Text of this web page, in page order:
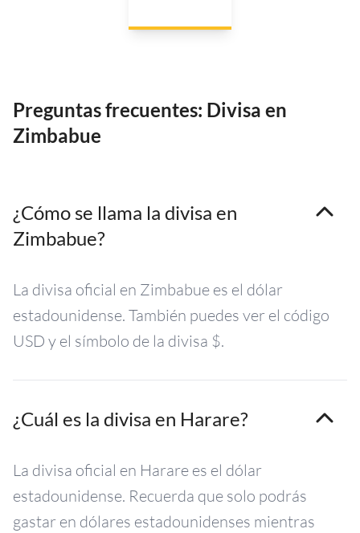
Preguntas frecuentes: Divisa en
Zimbabue
¿Cómo se llama la divisa en
Zimbabue?
La divisa oficial en Zimbabue es el dólar
estadounidense. También puedes ver el código
USD y el símbolo de la divisa $.
¿Cuál es la divisa en Harare?
La divisa oficial en Harare es el dólar
estadounidense. Recuerda que solo podrás
gastar en dólares estadounidenses mientras